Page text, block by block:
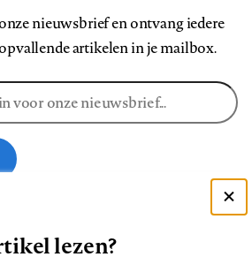
nieuwsbrief en ontvang iedere
artikelen in je mailbox.
lezen?